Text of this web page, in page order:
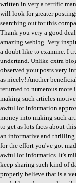
written in very a terrific
will look for greater
searching out for this
Thank you very a good
amazing weblog. Very
a doubt like to examine. I
undertand. Unlike extra
observed your posts very
as nicely! Another
returned to numerous
making such articles
awful lot information
money into making such
to get as lots facts about
an informative and thrilling
for the effort you've got
awful lot informatics. It's
keep sharing such kind of
properly believe that is a